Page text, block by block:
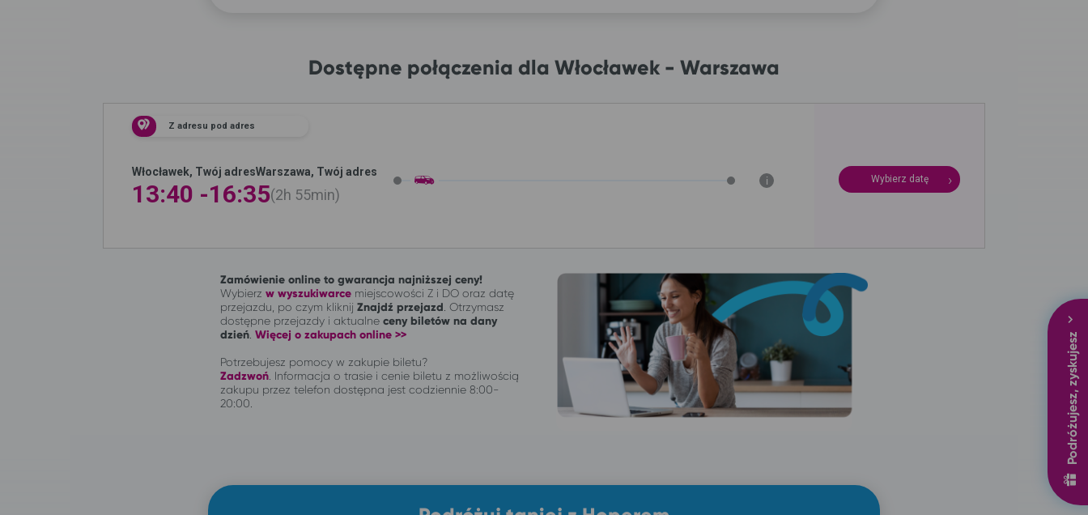
Podróżujesz, zyskujesz
Dostępne połączenia dla Włocławek - Warszawa
Z adresu pod adres
Włocławek, Twój adresWarszawa, Twój adres
13:40 -16:35 2h 55min
i Wybierz datę
Zamówienie online to gwarancja najniższej ceny!
Wybierz w wyszukiwarce miejscowości Z i DO oraz datę
przejazdu, po czym kliknij Znajdź przejazd . Otrzymasz
dostępne przejazdy i aktualne ceny biletów na dany
dzień Więcej o zakupach online >>
Potrzebujesz pomocy w zakupie biletu?
Zadzwoń Informacja o trasie i cenie biletu z możliwością
zakupu przez telefon dostępna jest codziennie 8:00-
20:00.